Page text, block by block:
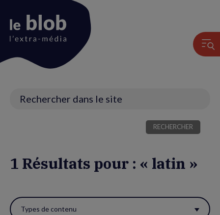
1 Résultats pour : « latin »
ces Types de contenu